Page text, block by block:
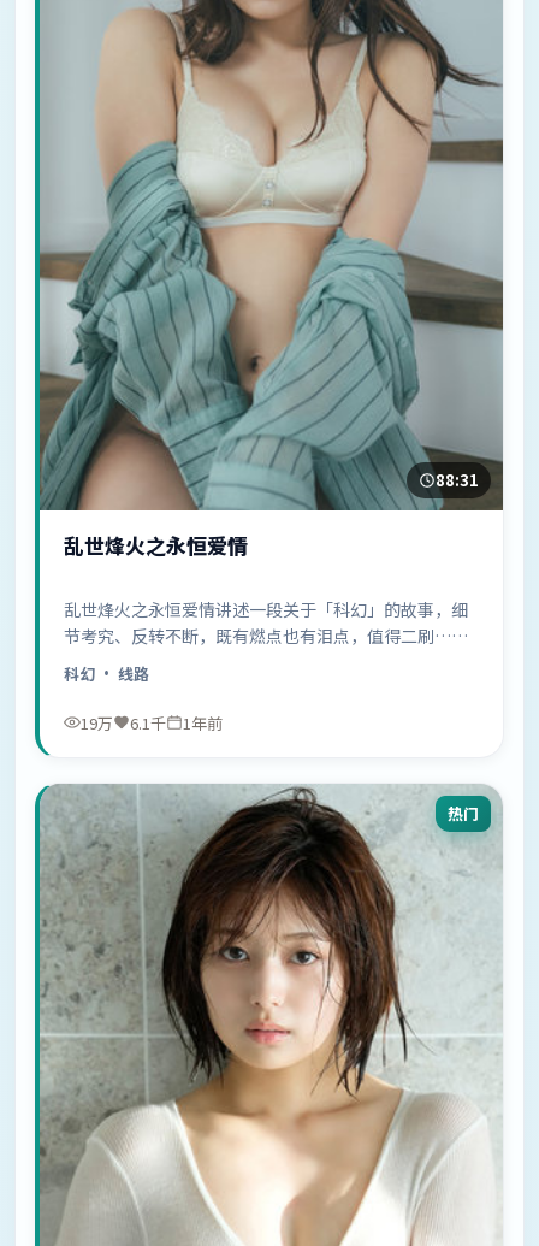
88:31
乱世烽火之永恒爱情
乱世烽火之永恒爱情讲述一段关于「科幻」的故事，细
节考究、反转不断，既有燃点也有泪点，值得二刷……
科幻 · 线路
19万 6.1千 1年前
热门